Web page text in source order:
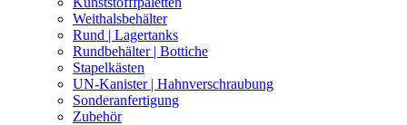
Weithalsbehälter
Rund | Lagertanks
Rundbehälter | Bottiche
Stapelkästen
UN-Kanister | Hahnverschraubung
Sonderanfertigung
Zubehör